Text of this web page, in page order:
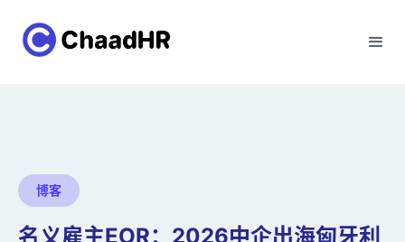
博客
名义雇主EOR：2026中企出海匈牙利